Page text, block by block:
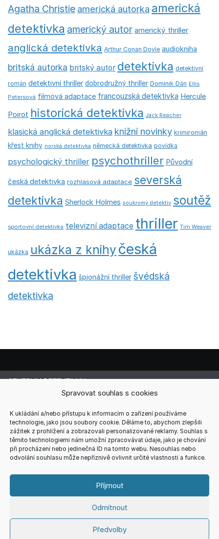
Spravovat souhlas s cookies
K ukládání a/nebo přístupu k informacím o zařízení používáme
technologie, jako jsou soubory cookie. Děláme to, abychom zlepšili
zážitek z prohlížení a zobrazovali personalizované reklamy. Souhlas s
těmito technologiemi nám umožní zpracovávat údaje, jako je chování
při procházení nebo jedinečná ID na tomto webu. Nesouhlas nebo
odvolání souhlasu může nepříznivě ovlivnit určité vlastnosti a funkce.
Příjmout
Odmítnout
Předvolby
Agatha Christie americká autorka americká
detektivka americký autor americký thriller
anglická detektivka Arthur Conan Doyle audiokniha
britská autorka britský autor detektivka detektivní
román detektivní thriller dobrodružný thriller Dominik Dán Ellis
Petersová filmová adaptace francouzská detektivka Hercule
Poirot historická detektivka Jack Reacher
klasická anglická detektivka knižní novinky krimiromán
křest knihy norská detektivka německá detektivka povídka
psychologický thriller psychothriller Původní
česká detektivka rozhlasová adaptace severská
detektivka Sherlock Holmes soukromý detektiv soutěž
sportovní detektivka televizní adaptace thriller Tim Weaver
ukázka ukázka z knihy česká
detektivka špionážní thriller švédská
detektivka
CENTRUM DETEKTIVKY
Lucie Cermanová
Telefon: +420 607 856 085
E-mail: redakce@centrum-detektivky.cz
Jakékoliv přebírání obsahu povoleno pouze s písemným
souhlasem redakce.
ZÁSADY ZPRACOVÁNÍ OSOBNÍCH ÚDAJŮ
Copyright © 2026CENTRUM DETEKTIVKYTheme. All rights